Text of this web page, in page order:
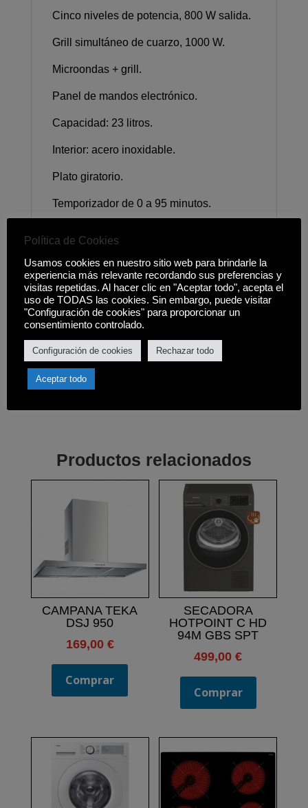
Cinco niveles de potencia, 800 W salida.
Grill simultáneo de cuarzo, 1000 W.
Microondas + grill.
Panel de mandos electrónico.
Capacidad: 23 litros.
Interior: acero inoxidable.
Plato giratorio.
Temporizador de 0 a 95 minutos.
Descongelación automática por tiempo y
peso.
Ocho menús de acceso directo.
Bloqueo de seguridad para niños del
papel de mandos.
Medidas (alto x ancho x fondo): 293 x 485
x 386 mm.
Productos relacionados
CAMPANA TEKA
DSJ 950
169,00 €
Comprar
SECADORA
HOTPOINT C HD
94M GBS SPT
499,00€
Comprar
Política de Cookies
Usamos cookies en nuestro sitio web para brindarle la
experiencia más relevante recordando sus preferencias y
visitas repetidas. Al hacer clic en "Aceptar todo", acepta el
uso de TODAS las cookies. Sin embargo, puede visitar
"Configuración de cookies" para proporcionar un
consentimiento controlado.
Configuración de cookies Rechazar todo
Aceptar todo